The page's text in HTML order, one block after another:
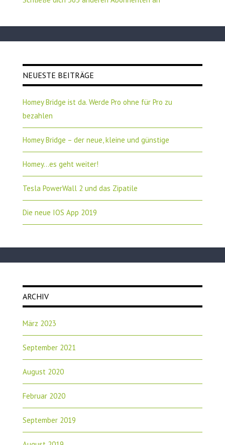
NEUESTE BEITRÄGE
Homey Bridge ist da. Werde Pro ohne für Pro zu
bezahlen
Homey Bridge – der neue, kleine und günstige
Homey…es geht weiter!
Tesla PowerWall 2 und das Zipatile
Die neue IOS App 2019
ARCHIV
März 2023
September 2021
August 2020
Februar 2020
September 2019